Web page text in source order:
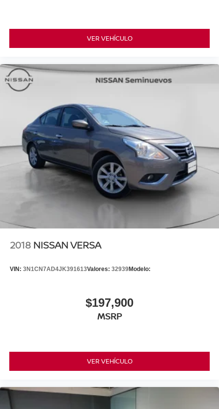
VER VEHÍCULO
2018 NISSAN VERSA
VIN: 3N1CN7AD4JK391613Valores: 32939Modelo:
$197,900
MSRP
VER VEHÍCULO